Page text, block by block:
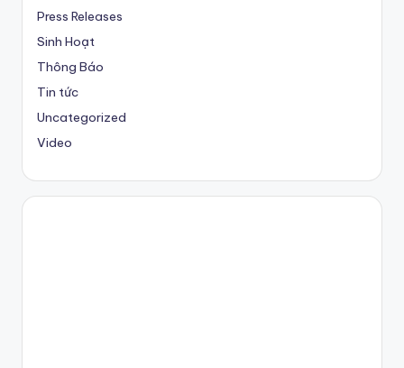
Press Releases
Sinh Hoạt
Thông Báo
Tin tức
Uncategorized
Video